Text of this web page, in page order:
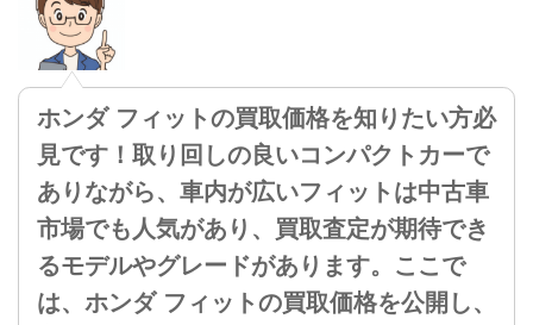
ホンダ フィットの買取価格を知りたい方必
見です！取り回しの良いコンパクトカーで
ありながら、車内が広いフィットは中古車
市場でも人気があり、買取査定が期待でき
るモデルやグレードがあります。ここで
は、ホンダ フィットの買取価格を公開し、